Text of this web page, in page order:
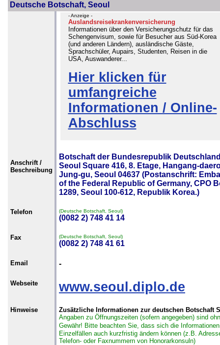
Deutsche Botschaft, Seoul
- Anzeige -
Auslandsreisekrankenversicherung
Informationen über den Versicherungschutz für das
Schengenvisum, sowie für Besucher aus Süd-Korea
(und anderen Ländern), ausländische Gäste,
Sprachschüler, Aupairs, Studenten, Reisen in die
USA, Auswanderer...
Hier klicken für
umfangreiche
Informationen / Online-
Abschluss
Anschrift /
Beschreibung
Botschaft der Bundesrepublik
Seoul Square 416, 8. Etage, Hangang-
Jung-gu, Seoul 04637 (Postanschrift:
of the Federal Republic of Germany, CPO
1289, Seoul 100-612, Republik Korea.)
Telefon (Deutsche Botschaft, Seoul)
(0082 2) 748 41 14
Fax (Deutsche Botschaft, Seoul)
(0082 2) 748 41 61
Email -
Webseite www.seoul.diplo.de
Hinweise
Zusätzliche Informationen zur deutschen Botschaft
Angaben zu Öffnungszeiten (sofern angegeben) sind
Gewähr! Bitte beachten Sie, dass sich die
Einzelfällen auch kurzfristig ändern können (z.B.
Telefon- oder Faxnummern von Honorarkonsuln)